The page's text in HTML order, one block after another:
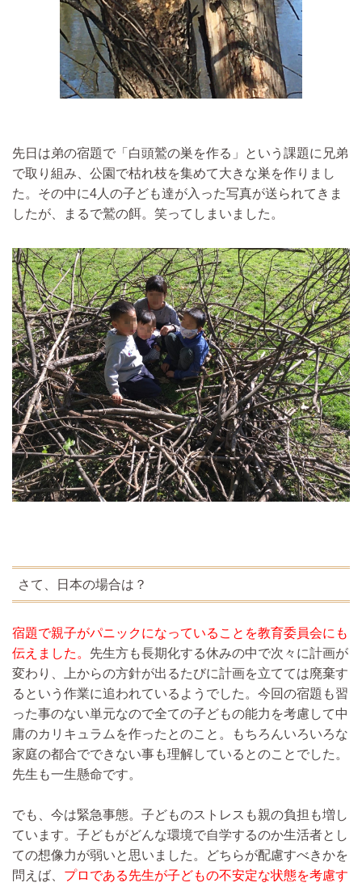
先日は弟の宿題で「白頭鷲の巣を作る」という課題に兄弟
で取り組み、公園で枯れ枝を集めて大きな巣を作りまし
た。その中に4人の子ども達が入った写真が送られてきま
したが、まるで鷲の餌。笑ってしまいました。
さて、日本の場合は？
宿題で親子がパニックになっていることを教育委員会にも
伝えました。 先生方も長期化する休みの中で次々に計画が
変わり、上からの方針が出るたびに計画を立てては廃棄す
るという作業に追われているようでした。今回の宿題も習
った事のない単元なので全ての子どもの能力を考慮して中
庸のカリキュラムを作ったとのこと。もちろんいろいろな
家庭の都合でできない事も理解しているとのことでした。
先生も一生懸命です。
でも、今は緊急事態。子どものストレスも親の負担も増し
ています。子どもがどんな環境で自学するのか生活者とし
ての想像力が弱いと思いました。どちらが配慮すべきかを
問えば、 プロである先生が子どもの不安定な状態を考慮す